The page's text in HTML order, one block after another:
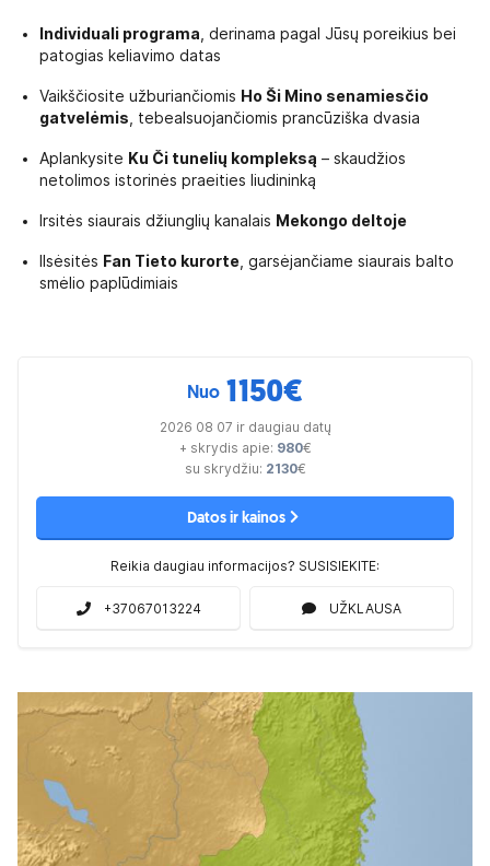
Individuali programa , derinama pagal Jūsų poreikius bei
patogias keliavimo datas
Vaikščiosite užburiančiomis Ho Ši Mino senamiesčio
gatvelėmis , tebealsuojančiomis prancūziška dvasia
Aplankysite Ku Či tunelių kompleksą – skaudžios
netolimos istorinės praeities liudininką
Irsitės siaurais džiunglių kanalais Mekongo deltoje
llsėsitės Fan Tieto kurorte , garsėjančiame siaurais balto
smėlio paplūdimiais
Nuo 1150€
2026 08 07 ir daugiau datų
+ skrydis apie: 980€
su skrydžiu: 2130€
Datos ir kainos
Reikia daugiau informacijos? SUSISIEKITE:
+37067013224 UŽKLAUSA